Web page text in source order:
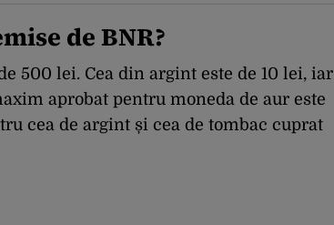
de BNR?
500 lei. Cea din argint este de 10 lei, iar
aprobat pentru moneda de aur este
cea de argint și cea de tombac cuprat